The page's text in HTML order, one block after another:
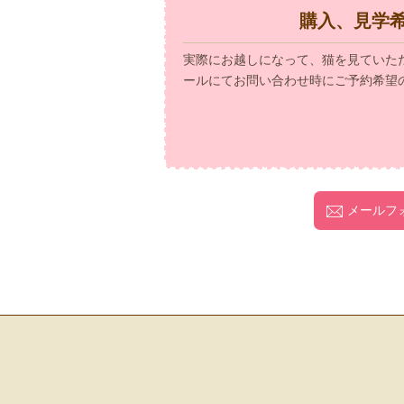
購入、見学
実際にお越しになって、猫を見ていた
ールにてお問い合わせ時にご予約希望
メールフ